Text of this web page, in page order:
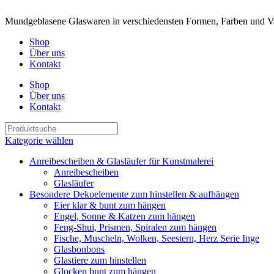
Mundgeblasene Glaswaren in verschiedensten Formen, Farben und
Shop
Über uns
Kontakt
Shop
Über uns
Kontakt
Kategorie wählen
Anreibescheiben & Glasläufer für Kunstmalerei
Anreibescheiben
Glasläufer
Besondere Dekoelemente zum hinstellen & aufhängen
Eier klar & bunt zum hängen
Engel, Sonne & Katzen zum hängen
Feng-Shui, Prismen, Spiralen zum hängen
Fische, Muscheln, Wolken, Seestern, Herz Serie Inge
Glasbonbons
Glastiere zum hinstellen
Glocken bunt zum hängen